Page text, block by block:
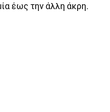
έως την άλλη άκρη.